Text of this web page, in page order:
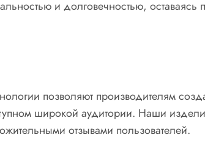
и долговечностью,
позволяют производителям
широкой аудитории. Наши
отзывами пользователей.